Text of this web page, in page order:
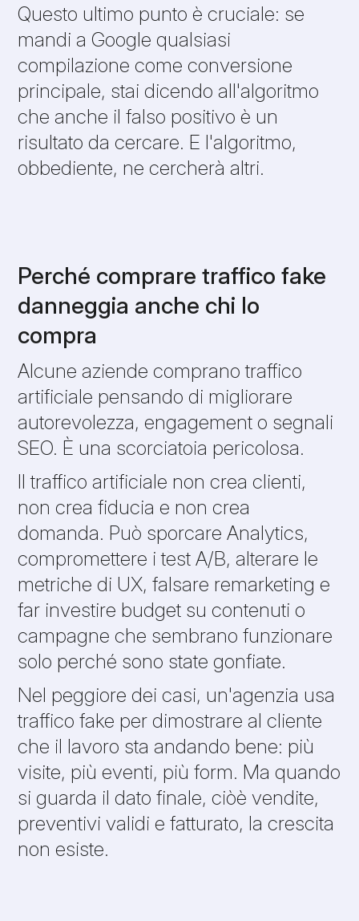
Questo ultimo punto è cruciale: se
mandi a Google qualsiasi
compilazione come conversione
principale, stai dicendo all'algoritmo
che anche il falso positivo è un
risultato da cercare. E l'algoritmo,
obbediente, ne cercherà altri.
Perché comprare traffico fake
danneggia anche chi lo
compra
Alcune aziende comprano traffico
artificiale pensando di migliorare
autorevolezza, engagement o segnali
SEO. È una scorciatoia pericolosa.
Il traffico artificiale non crea clienti,
non crea fiducia e non crea
domanda. Può sporcare Analytics,
compromettere i test A/B, alterare le
metriche di UX, falsare remarketing e
far investire budget su contenuti o
campagne che sembrano funzionare
solo perché sono state gonfiate.
Nel peggiore dei casi, un'agenzia usa
traffico fake per dimostrare al cliente
che il lavoro sta andando bene: più
visite, più eventi, più form. Ma quando
si guarda il dato finale, ciòè vendite,
preventivi validi e fatturato, la crescita
non esiste.